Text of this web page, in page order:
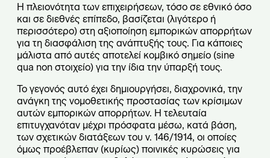
Η πλειονότητα των επιχειρήσεων, τόσο σε εθνικό όσο
και σε διεθνές επίπεδο, βασίζεται (λιγότερο ή
περισσότερο) στη αξιοποίηση εμπορικών απορρήτων
για τη διασφάλιση της ανάπτυξής τους. Για κάποιες
μάλιστα από αυτές αποτελεί κομβικό σημείο (sine
qua non στοιχείο) για την ίδια την ύπαρξή τους.
Το γεγονός αυτό έχει δημιουργήσει, διαχρονικά, την
ανάγκη της νομοθετικής προστασίας των κρίσιμων
αυτών εμπορικών απορρήτων. Η τελευταία
επιτυγχανόταν μέχρι πρόσφατα μέσω, κατά βάση,
των σχετικών διατάξεων του ν. 146/1914, οι οποίες
όμως προέβλεπαν (κυρίως) ποινικές κυρώσεις για